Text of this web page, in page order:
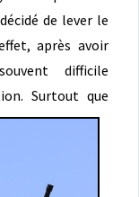
de lever le
après avoir
difficile
Surtout que